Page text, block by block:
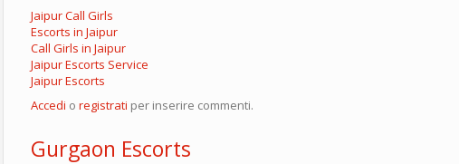
Jaipur Call Girls
Escorts in Jaipur
Call Girls in Jaipur
Jaipur Escorts Service
Jaipur Escorts
Accedi o registrati per inserire commenti.
Gurgaon Escorts